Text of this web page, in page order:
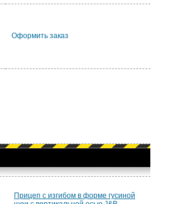
Оформить заказ
Прицеп с изгибом в форме гусиной